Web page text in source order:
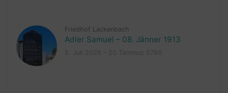
Friedhof Lackenbach
Adler Samuel – 08. Jänner 1913